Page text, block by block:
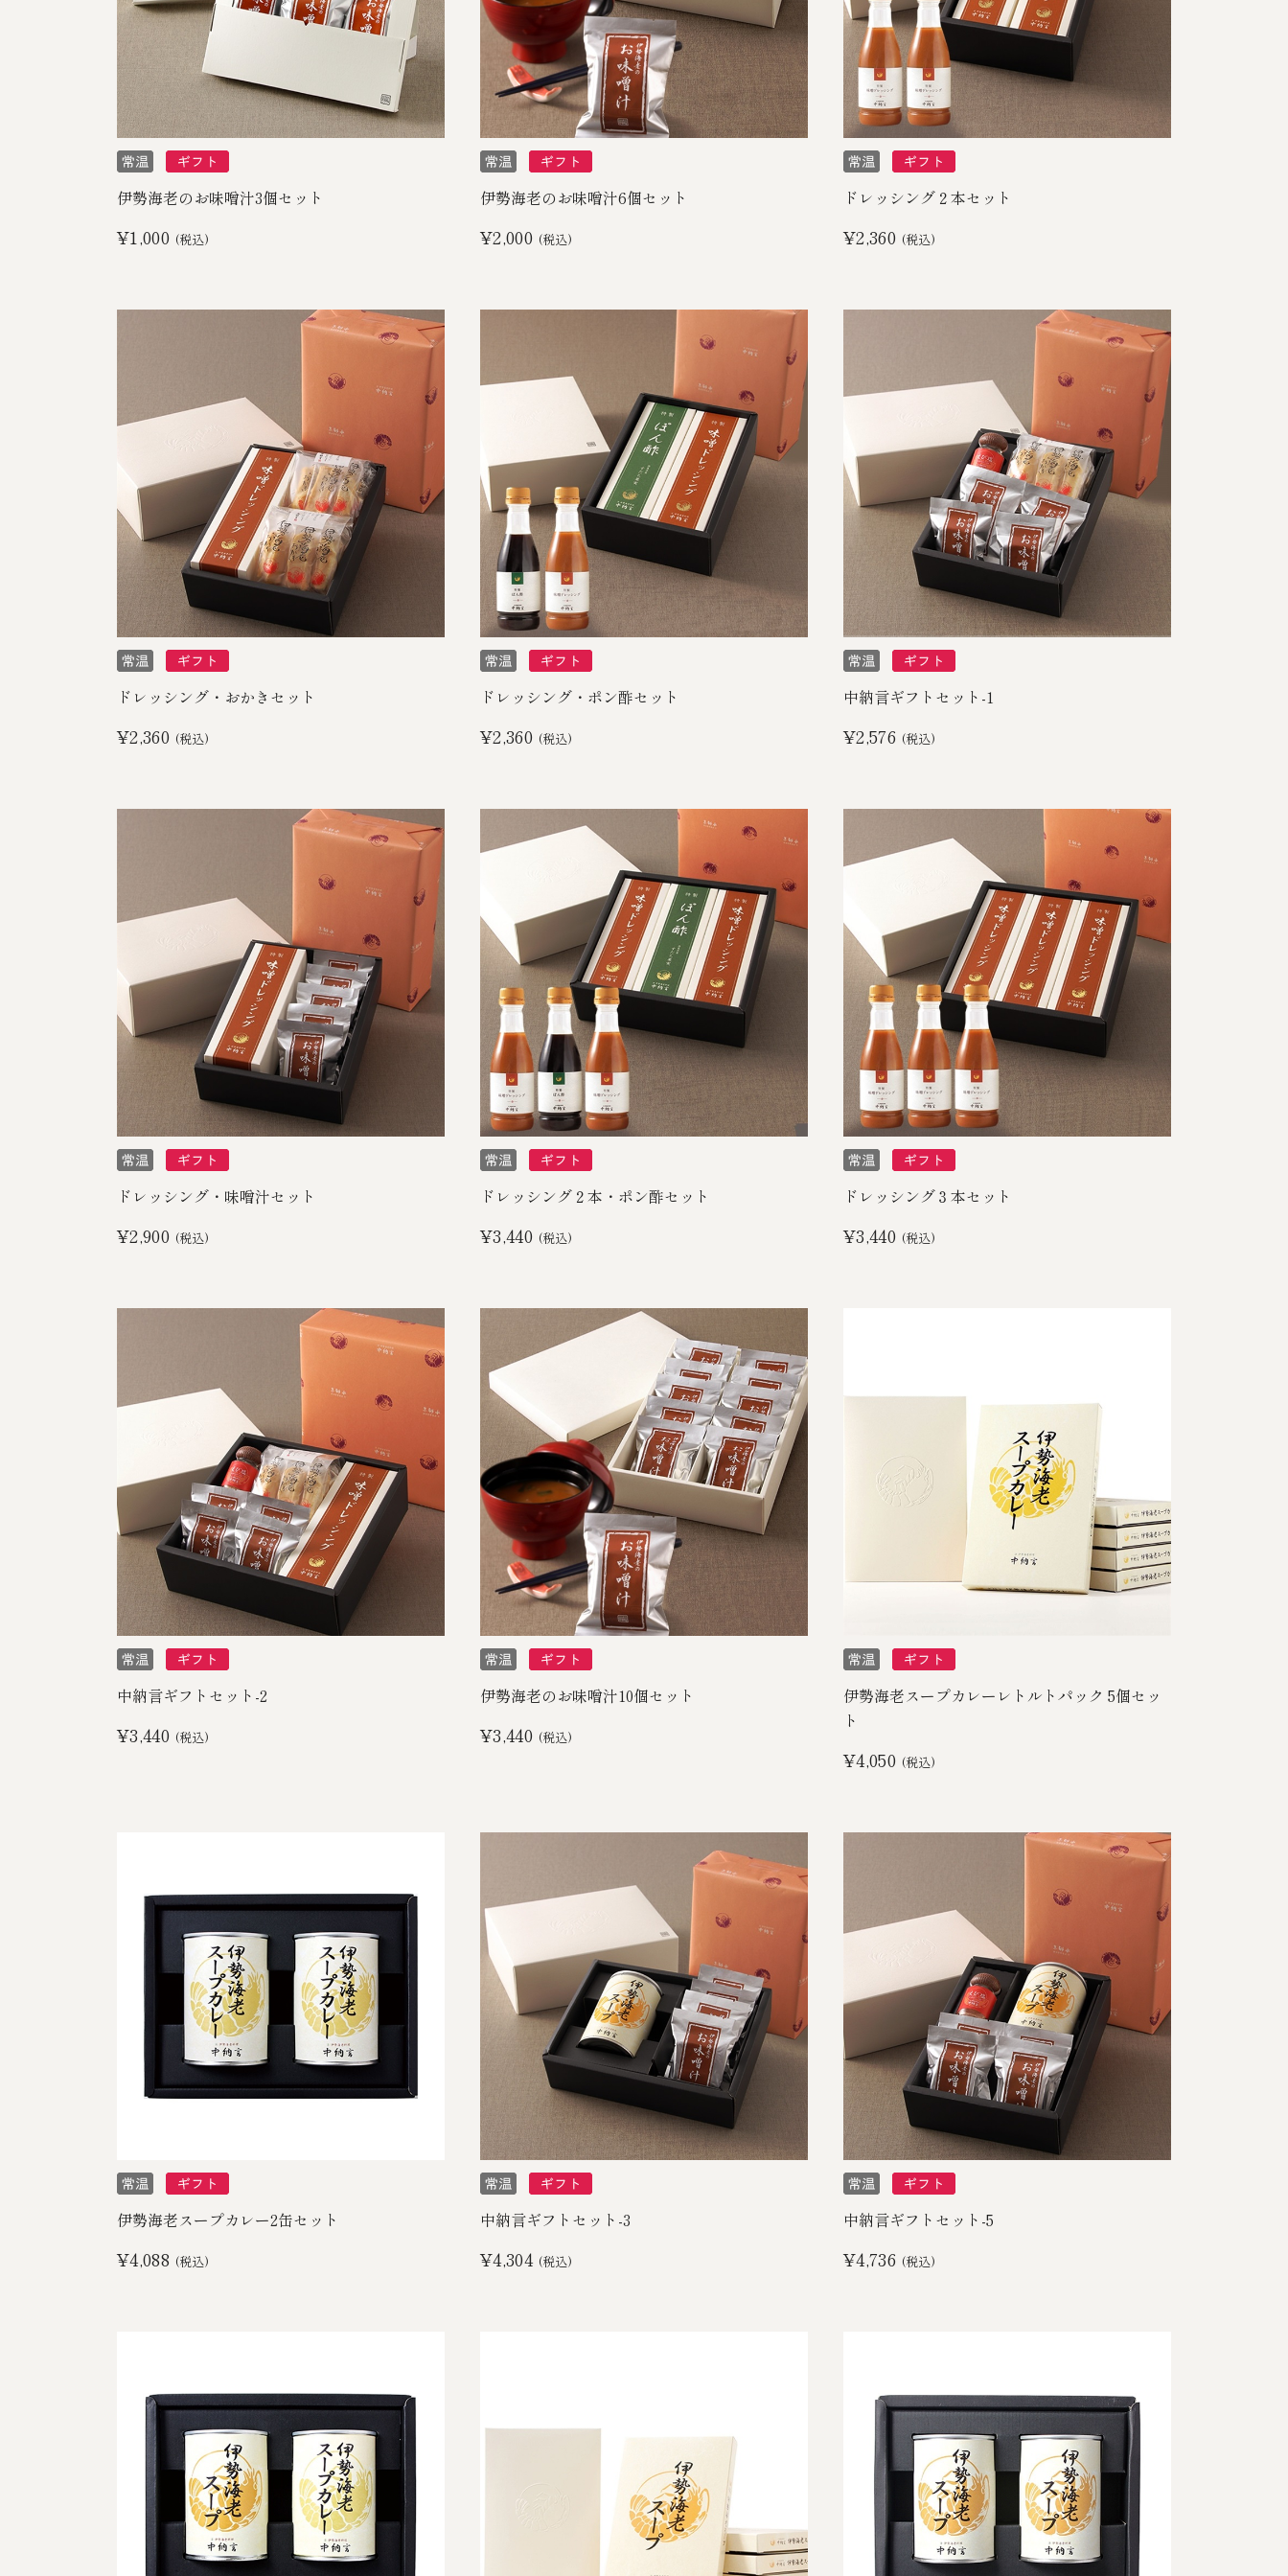
伊勢海老のお味噌汁3個セット
¥1,000 (税込)
伊勢海老のお味噌汁6個セット
¥2,000 (税込)
ドレッシング２本セット
¥2,360 (税込)
ドレッシング・おかきセット
¥2,360 (税込)
ドレッシング・ポン酢セット
¥2,360 (税込)
中納言ギフトセット-1
¥2,576 (税込)
ドレッシング・味噌汁セット
¥2,900 (税込)
ドレッシング２本・ポン酢セット
¥3,440 (税込)
ドレッシング３本セット
¥3,440 (税込)
中納言ギフトセット-2
¥3,440 (税込)
伊勢海老のお味噌汁10個セット
¥3,440 (税込)
伊勢海老スープカレーレトルトパック 5個セッ
ト
¥4,050 (税込)
伊勢海老スープカレー2缶セット
¥4,088 (税込)
中納言ギフトセット-3
¥4,304 (税込)
中納言ギフトセット-5
¥4,736 (税込)